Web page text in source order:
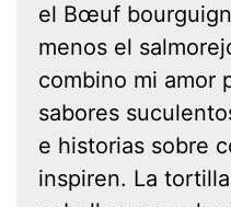
el Bœuf
menos el
combino mi amor
sabores
e historias sobre
inspiren. La